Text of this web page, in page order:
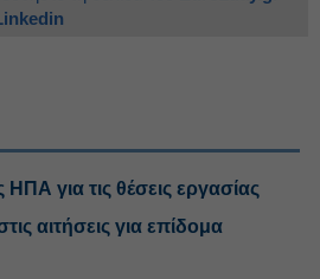
για τις θέσεις εργασίας
αιτήσεις για επίδομα